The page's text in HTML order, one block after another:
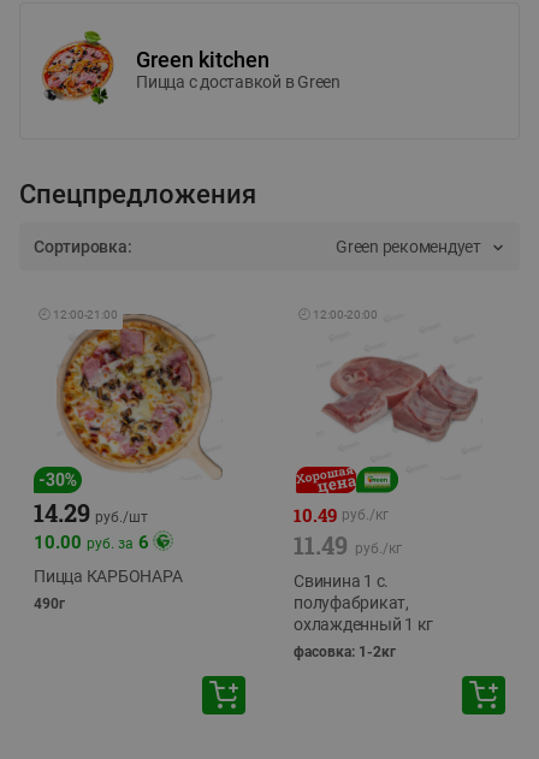
Green kitchen
Пицца c доставкой в Green
Спецпредложения
Сортировка: Green рекомендует
🕘 12:00-21:00
-30%
14.29 руб./шт
10.00 руб. за 6
Пицца КАРБОНАРА
490г
🕘 12:00-20:00
10.49 руб./кг
11.49 руб./кг
Свинина 1 с.
полуфабрикат,
охлажденный 1 кг
фасовка: 1-2кг